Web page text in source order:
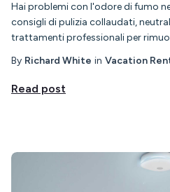
Hai problemi con l'odore di fumo
consigli di pulizia collaudati,
trattamenti professionali per
By Richard White in Vacation
Read post